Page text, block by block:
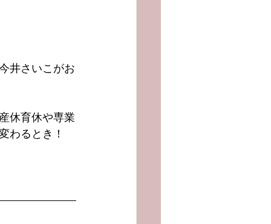
井さいこがお
休育休や専業
わるとき！